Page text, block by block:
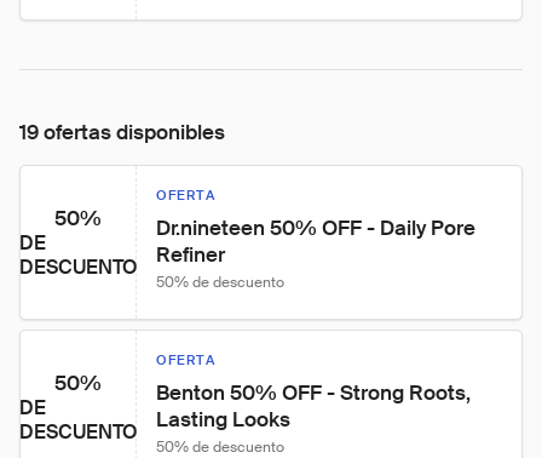
19 ofertas disponibles
50%
DE
DESCUENTO
OFERTA
Dr.nineteen 50% OFF - Daily Pore
Refiner
50% de descuento
50%
DE
DESCUENTO
OFERTA
Benton 50% OFF - Strong Roots,
Lasting Looks
50% de descuento